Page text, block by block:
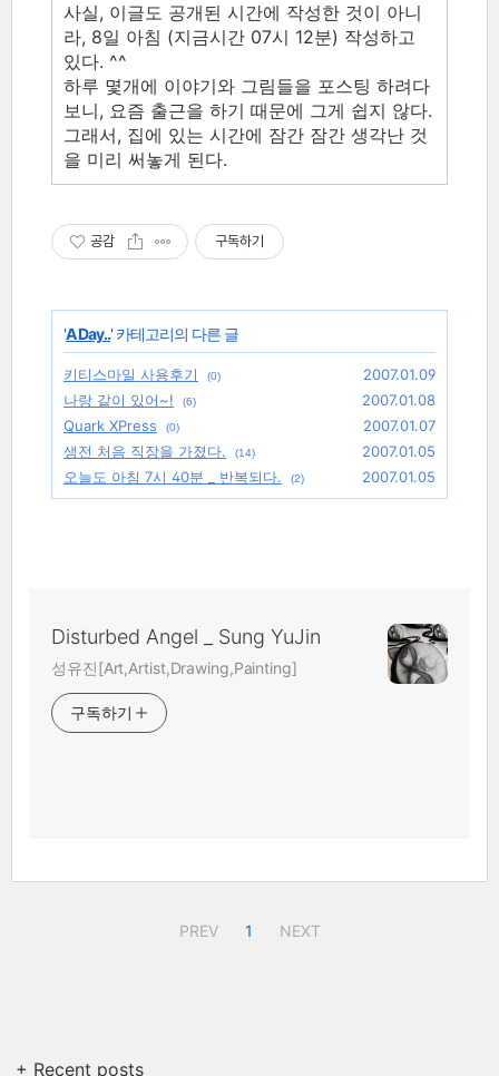
사실, 이글도 공개된 시간에 작성한 것이 아니
라, 8일 아침 (지금시간 07시 12분) 작성하고
있다. ^^
하루 몇개에 이야기와 그림들을 포스팅 하려다
보니, 요즘 출근을 하기 때문에 그게 쉽지 않다.
그래서, 집에 있는 시간에 잠간 잠간 생각난 것
을 미리 써놓게 된다.
공감 구독하기
'A Day..' 카테고리의 다른 글
키티스마일 사용후기 (0)
2007.01.09
나랑 같이 있어~!
(6)
2007.01.08
Quark XPress
(0)
2007.01.07
생전 처음 직장을 가졌다.
(14)
2007.01.05
오늘도 아침 7시 40분 _ 반복되다.
(2) 2007.01.05
Disturbed Angel _ Sung YuJin
성유진[Art,Artist,Drawing,Painting]
구독하기
PREV 1 NEXT
+ Recent posts